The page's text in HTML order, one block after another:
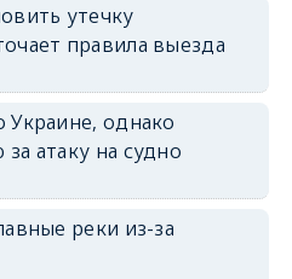
утечку
правила выезда
однако
атаку на судно
реки из-за